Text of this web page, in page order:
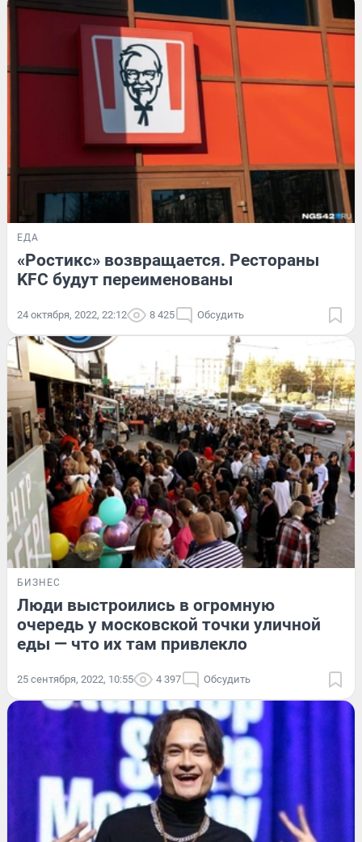
ЕДА
«Ростикс» возвращается. Рестораны
KFC будут переименованы
24 октября, 2022, 22:12 8 425 Обсудить
БИЗНЕС
Люди выстроились в огромную
очередь у московской точки уличной
еды — что их там привлекло
25 сентября, 2022, 10:55 4 397 Обсудить